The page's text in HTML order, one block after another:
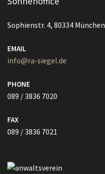
Sophienstr. 4, 80334 München
EMAIL
info@ra-siegel.de
PHONE
089 / 3836 7020
FAX
089 / 3836 7021